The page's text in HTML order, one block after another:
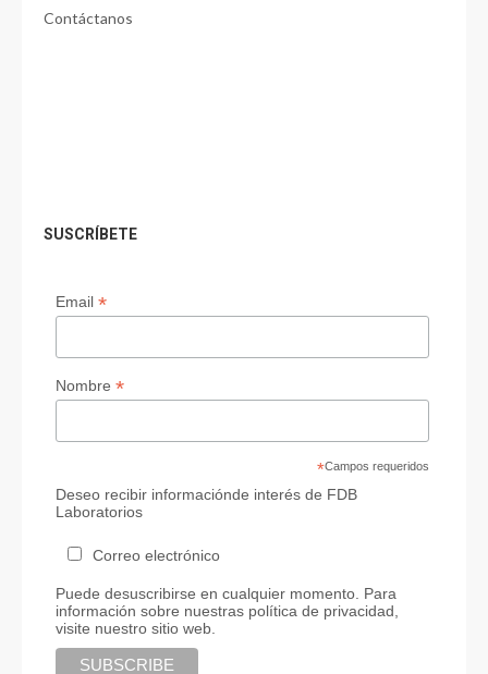
Contáctanos
SUSCRÍBETE
Email*
Nombre*
*Campos requeridos
Deseo recibir informaciónde interés de FDB
Laboratorios
Correo electrónico
Puede desuscribirse en cualquier momento. Para
información sobre nuestras política de privacidad,
visite nuestro sitio web.